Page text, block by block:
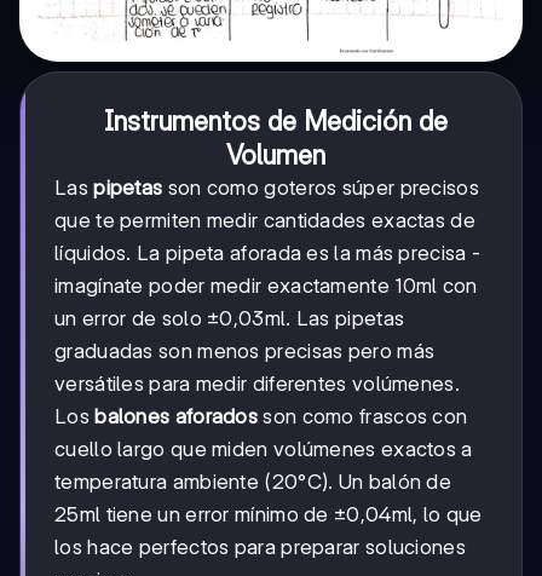
Instrumentos de Medición de
Volumen
Laspipetas son como goteros súper precisos
que te permiten medir cantidades exactas de
líquidos. La pipeta aforada es la más precisa -
imagínate poder medir exactamente 10ml con
un error de solo ±0,03ml. Las pipetas
graduadas son menos precisas pero más
versátiles para medir diferentes volúmenes.
Losbalones aforados son como frascos con
cuello largo que miden volúmenes exactos a
temperatura ambiente (20°C). Un balón de
25ml tiene un error mínimo de ±0,04ml, lo que
los hace perfectos para preparar soluciones